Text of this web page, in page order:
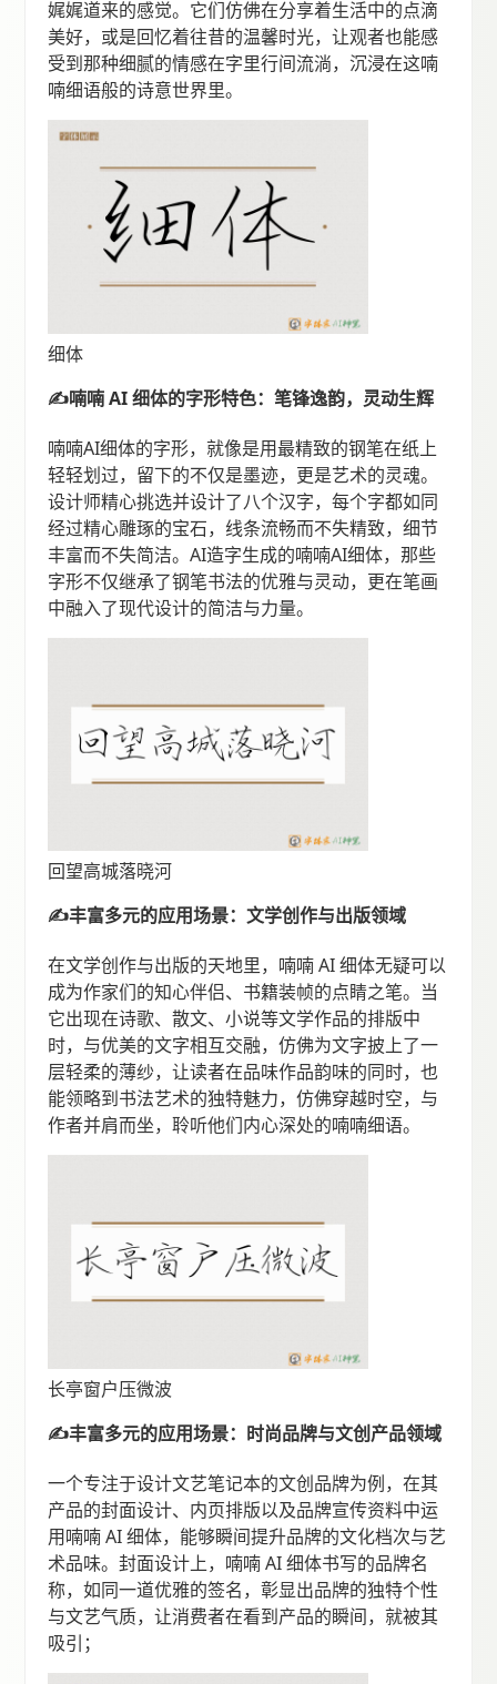
娓娓道来的感觉。它们仿佛在分享着生活中的点滴
美好，或是回忆着往昔的温馨时光，让观者也能感
受到那种细腻的情感在字里行间流淌，沉浸在这喃
喃细语般的诗意世界里。
细体
✍喃喃 AI 细体的字形特色：笔锋逸韵，灵动生辉
喃喃AI细体的字形，就像是用最精致的钢笔在纸上
轻轻划过，留下的不仅是墨迹，更是艺术的灵魂。
设计师精心挑选并设计了八个汉字，每个字都如同
经过精心雕琢的宝石，线条流畅而不失精致，细节
丰富而不失简洁。AI造字生成的喃喃AI细体，那些
字形不仅继承了钢笔书法的优雅与灵动，更在笔画
中融入了现代设计的简洁与力量。
回望高城落晓河
✍丰富多元的应用场景：文学创作与出版领域
在文学创作与出版的天地里，喃喃 AI 细体无疑可以
成为作家们的知心伴侣、书籍装帧的点睛之笔。当
它出现在诗歌、散文、小说等文学作品的排版中
时，与优美的文字相互交融，仿佛为文字披上了一
层轻柔的薄纱，让读者在品味作品韵味的同时，也
能领略到书法艺术的独特魅力，仿佛穿越时空，与
作者并肩而坐，聆听他们内心深处的喃喃细语。
长亭窗户压微波
✍丰富多元的应用场景：时尚品牌与文创产品领域
一个专注于设计文艺笔记本的文创品牌为例，在其
产品的封面设计、内页排版以及品牌宣传资料中运
用喃喃 AI 细体，能够瞬间提升品牌的文化档次与艺
术品味。封面设计上，喃喃 AI 细体书写的品牌名
称，如同一道优雅的签名，彰显出品牌的独特个性
与文艺气质，让消费者在看到产品的瞬间，就被其
吸引；